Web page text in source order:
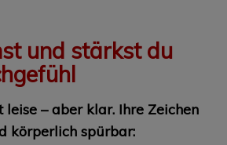
und stärkst du
– aber klar. Ihre Zeichen
körperlich spürbar: